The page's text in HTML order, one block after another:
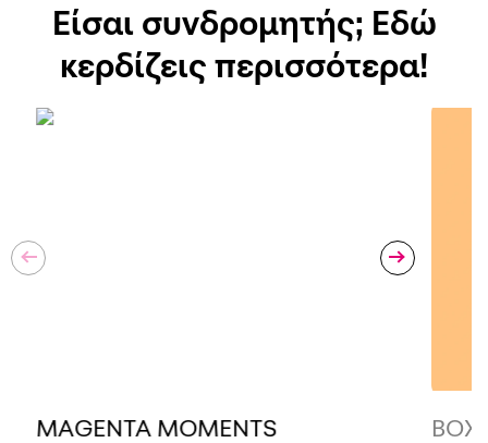
Είσαι συνδρομητής; Εδώ
κερδίζεις περισσότερα!
MAGENTA MOMENTS BOX